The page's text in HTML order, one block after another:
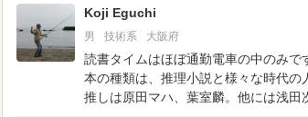
Koji Eguchi
男 技術系 大阪府
読書タイムはほぼ通勤電車の中のみで
本の種類は、推理小説と様々な時代の
推しは原田マハ、葉室麟。他には浅田